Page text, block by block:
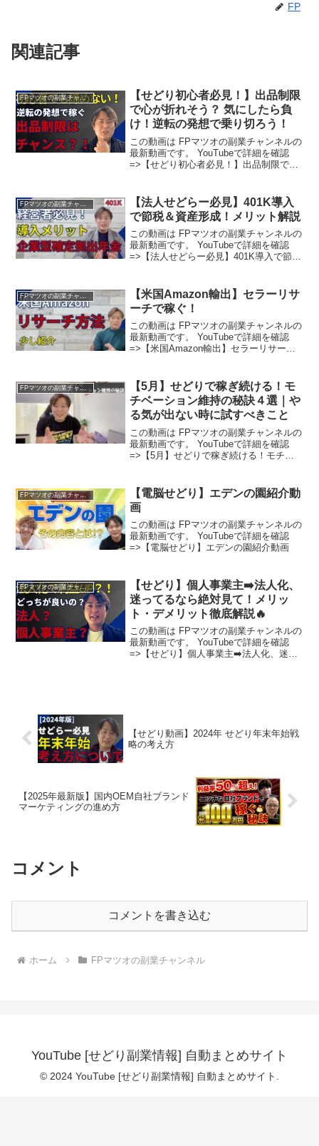
FP
関連記事
FPマツオの副業チャンネル
【せどり初心者必見！】出品制限
で心が折れそう？ 気にしたら負
け！逆転の発想で乗り切ろう！
この動画は FPマツオの副業チャンネルの
最新動画です。 YouTubeで詳細を確認
=>【せどり初心者必見！】出品制限で心
【法人せどらー必見】401K導入
で節税＆資産形成！メリット解説
この動画は FPマツオの副業チャンネルの
最新動画です。 YouTubeで詳細を確認
=>【法人せどらー必見】401K導入で節税
FPマツオの副業チャンネル
【米国Amazon輸出】セラーリサ
ーチで稼ぐ！
この動画は FPマツオの副業チャンネルの
最新動画です。 YouTubeで詳細を確認
=>【米国Amazon輸出】セラーリサーチ
FPマツオの副業チャンネル
【5月】せどりで稼ぎ続ける！モ
チベーション維持の秘訣４選｜や
る気が出ない時に試すべきこと
この動画は FPマツオの副業チャンネルの
最新動画です。 YouTubeで詳細を確認
=>【5月】せどりで稼ぎ続ける！モチベ
FPマツオの副業チャンネル
【電脳せどり】エデンの園紹介動
画
この動画は FPマツオの副業チャンネルの
最新動画です。 YouTubeで詳細を確認
=>【電脳せどり】エデンの園紹介動画
FPマツオの副業チャンネル
【せどり】個人事業主➡️法人化、
迷ってるなら絶対見て！メリッ
ト・デメリット徹底解説🔥
この動画は FPマツオの副業チャンネルの
最新動画です。 YouTubeで詳細を確認
=>【せどり】個人事業主➡️法人化、迷っ
【せどり動画】2024年 せどり年末年始戦
略の考え方
【2025年最新版】国内OEM自社ブランド
マーケティングの進め方
コメント
コメントを書き込む
ホーム FPマツオの副業チャンネル
YouTube [せどり副業情報] 自動まとめサイト
© 2024 YouTube [せどり副業情報] 自動まとめサイト.